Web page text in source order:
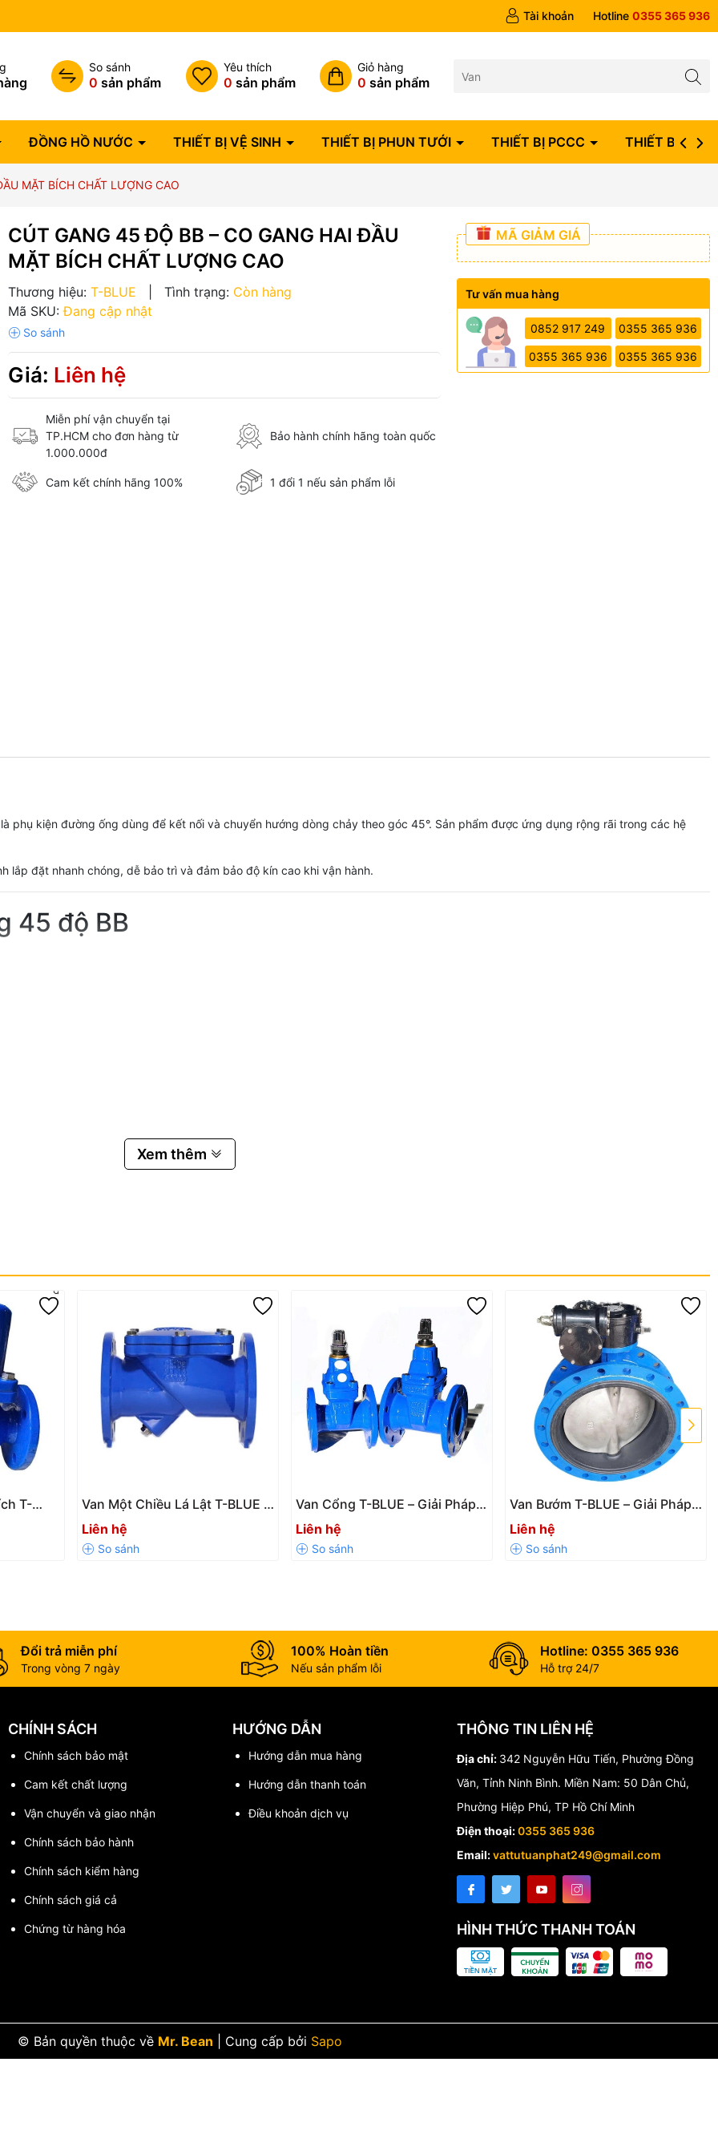
Tài khoản Hotline 0355 365 936
So sánh
0 sản phẩm
Yêu thích
0 sản phẩm
Giỏ hàng
0 sản phẩm
ĐỒNG HỒ NƯỚC THIẾT BỊ VỆ SINH THIẾT BỊ PHUN TƯỚI THIẾT BỊ PCCC THIẾT BỊ ĐIỆN
MẶT BÍCH CHẤT LƯỢNG CAO
CÚT GANG 45 ĐỘ BB – CO GANG HAI ĐẦU
MẶT BÍCH CHẤT LƯỢNG CAO
Thương hiệu: T-BLUE Tình trạng: Còn hàng
Mã SKU: Đang cập nhật
Giá: Liên hệ
Miễn phí vận chuyển tại
TP.HCM cho đơn hàng từ
1.000.000đ
Bảo hành chính hãng toàn quốc
Cam kết chính hãng 100% 1 đổi 1 nếu sản phẩm lỗi
MÃ GIẢM GIÁ
Tư vấn mua hàng
0852 917 249 0355 365 936
0355 365 936 0355 365 936
phụ kiện đường ống dùng để kết nối và chuyển hướng dòng chảy theo góc 45°. Sản phẩm được ứng dụng rộng rãi trong các hệ
lắp đặt nhanh chóng, dễ bảo trì và đảm bảo độ kín cao khi vận hành.
45 độ BB
BB 45 độ
vận hành ổn định trong nhiều môi trường khác nhau.
thọ sử dụng.
hạn chế rò rỉ lưu chất.
BB
chắn.
Xem thêm
T-
Van Một Chiều Lá Lật T-BLUE –
Giải Pháp Ngăn Dòng Chảy
Ngược Hiệu Quả
Liên hệ
Van Cổng T-BLUE – Giải Pháp
Đóng Mở Dòng Chảy Hiệu Quả
Cho Hệ Thống Đường Ống
Liên hệ
Van Bướm T-BLUE – Giải Pháp
Đóng Mở Đường Ống Hiệu Quả
Liên hệ
Đổi trả miễn phí
Trong vòng 7 ngày
100% Hoàn tiền
Nếu sản phẩm lỗi
Hotline: 0355 365 936
Hỗ trợ 24/7
CHÍNH SÁCH
Chính sách bảo mật
Cam kết chất lượng
Vận chuyển và giao nhận
Chính sách bảo hành
Chính sách kiểm hàng
Chính sách giá cả
Chứng từ hàng hóa
HƯỚNG DẪN
Hướng dẫn mua hàng
Hướng dẫn thanh toán
Điều khoản dịch vụ
THÔNG TIN LIÊN HỆ
Địa chỉ: 342 Nguyễn Hữu Tiến, Phường Đồng
Văn, Tỉnh Ninh Bình. Miền Nam: 50 Dân Chủ,
Phường Hiệp Phú, TP Hồ Chí Minh
Điện thoại:0355 365 936
Email:vattutuanphat249@gmail.com
HÌNH THỨC THANH TOÁN
© Bản quyền thuộc về Mr. Bean Cung cấp bởi Sapo